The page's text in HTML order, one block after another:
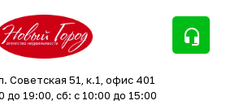
headset_mic
Советская 51, к.1, офис 401
до 19:00, сб: с 10:00 до 15:00